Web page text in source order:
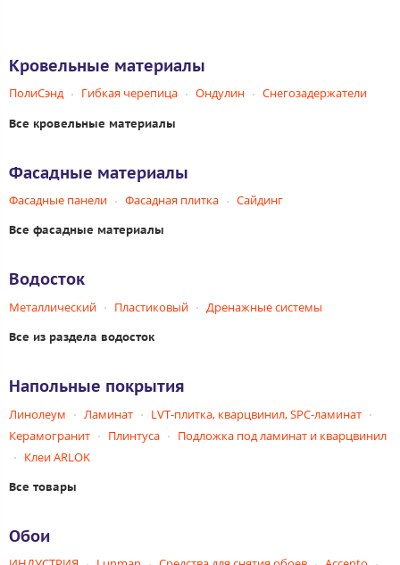
Кровельные материалы
ПолиСэнд Гибкая черепица Ондулин Снегозадержатели
Все кровельные материалы
Фасадные материалы
Фасадные панели Фасадная плитка Сайдинг
Все фасадные материалы
Водосток
Металлический Пластиковый Дренажные системы
Все из раздела водосток
Напольные покрытия
Линолеум Ламинат
LVT-плитка, кварцвинил, SPC-ламинат
Керамогранит
Плинтуса
Подложка под ламинат и кварцвинил
Клеи ARLOK
Все товары
Обои